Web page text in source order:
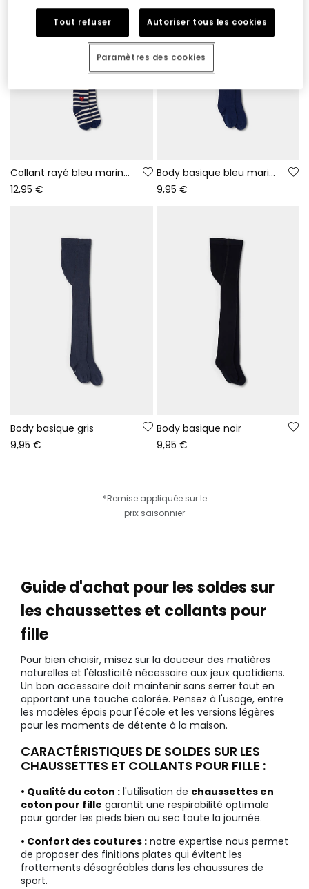
Collant rayé bleu marine avec cœur
12,95 €
Body basique bleu marine
9,95 €
Body basique gris
9,95 €
Body basique noir
9,95 €
*Remise appliquée sur le
prix saisonnier
Guide d'achat pour les soldes sur
les chaussettes et collants pour
fille
Pour bien choisir, misez sur la douceur des matières
naturelles et l'élasticité nécessaire aux jeux quotidiens.
Un bon accessoire doit maintenir sans serrer tout en
apportant une touche colorée. Pensez à l'usage, entre
les modèles épais pour l'école et les versions légères
pour les moments de détente à la maison.
CARACTÉRISTIQUES DE SOLDES SUR LES
CHAUSSETTES ET COLLANTS POUR FILLE :
• Qualité du coton : l'utilisation de chaussettes en
coton pour fille garantit une respirabilité optimale
pour garder les pieds bien au sec toute la journée.
• Confort des coutures : notre expertise nous permet
de proposer des finitions plates qui évitent les
frottements désagréables dans les chaussures de
sport.
Tout refuser Autoriser tous les cookies
Paramètres des cookies